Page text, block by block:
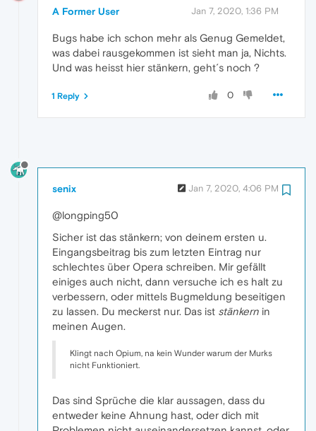
A Former User Jan 7, 2020, 1:36 PM
Bugs habe ich schon mehr als Genug Gemeldet,
was dabei rausgekommen ist sieht man ja, Nichts.
Und was heisst hier stänkern, geht´s noch ?
0
1 Reply
senix Jan 7, 2020, 4:06 PM
@longping50
Sicher ist das stänkern; von deinem ersten u.
Eingangsbeitrag bis zum letzten Eintrag nur
schlechtes über Opera schreiben. Mir gefällt
einiges auch nicht, dann versuche ich es halt zu
verbessern, oder mittels Bugmeldung beseitigen
zu lassen. Du meckerst nur. Das ist stänkern in
meinen Augen.
Klingt nach Opium, na kein Wunder warum der Murks
nicht Funktioniert.
Das sind Sprüche die klar aussagen, dass du
entweder keine Ahnung hast, oder dich mit